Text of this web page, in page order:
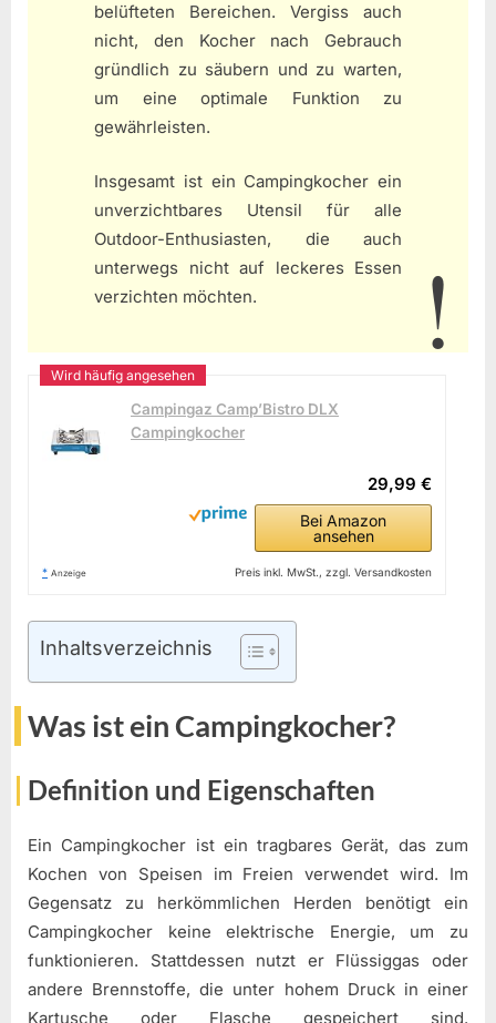
belüfteten Bereichen. Vergiss auch
nicht, den Kocher nach Gebrauch
gründlich zu säubern und zu warten,
um eine optimale Funktion zu
gewährleisten.
Insgesamt ist ein Campingkocher ein
unverzichtbares Utensil für alle
Outdoor-Enthusiasten, die auch
unterwegs nicht auf leckeres Essen
verzichten möchten.
Campingaz Camp’Bistro DLX
Campingkocher
29,99 €
Bei Amazon
ansehen
* Anzeige Preis inkl. MwSt., zzgl. Versandkosten
Inhaltsverzeichnis
Was ist ein Campingkocher?
Definition und Eigenschaften
Ein Campingkocher ist ein tragbares Gerät, das zum
Kochen von Speisen im Freien verwendet wird. Im
Gegensatz zu herkömmlichen Herden benötigt ein
Campingkocher keine elektrische Energie, um zu
funktionieren. Stattdessen nutzt er Flüssiggas oder
andere Brennstoffe, die unter hohem Druck in einer
Kartusche oder Flasche gespeichert sind.